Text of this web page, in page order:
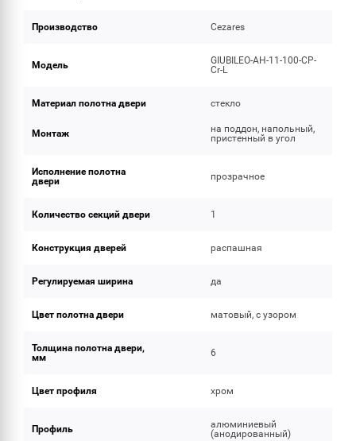
Производство Cezares
Модель
GIUBILEO-AH-11-100-CP-
Cr-L
Материал полотна двери стекло
Монтаж
на поддон, напольный,
пристенный в угол
Исполнение полотна
двери
прозрачное
Количество секций двери 1
Конструкция дверей распашная
Регулируемая ширина да
Цвет полотна двери матовый, с узором
Толщина полотна двери,
мм
6
Цвет профиля хром
Профиль
алюминиевый
(анодированный)